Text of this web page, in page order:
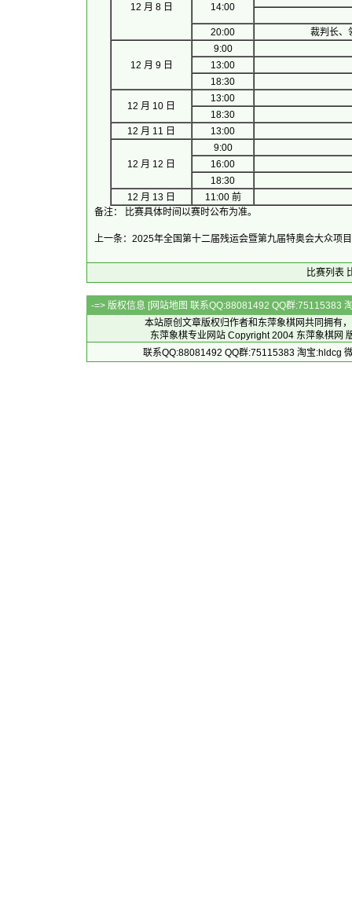
12 月 8 日 14:00
20:00 裁判长、
12 月 9 日
9:00
13:00
18:30
12 月 10 日
13:00
18:30
12 月 11 日
13:00
12 月 12 日
9:00
16:00
18:30
12 月 13 日
11:00 前
备注： 比赛具体时间以赛时公布为准。
上一条：2025年全国第十二届残运会暨第九届特奥会大众项
比赛列表
-=> 版权信息 [网站地图 联系QQ:88081492 QQ群:75115383
本站原创文章版权归作者和 东萍象棋网共同拥有
东萍象棋专业网站 Copyright 2004 东萍象棋网
联系QQ:88081492 QQ群:75115383 淘宝:hldcg